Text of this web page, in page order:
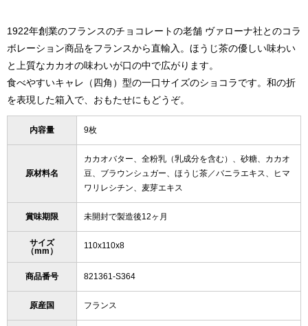
1922年創業のフランスのチョコレートの老舗 ヴァローナ社とのコラ
ボレーション商品をフランスから直輸入。ほうじ茶の優しい味わい
と上質なカカオの味わいが口の中で広がります。
食べやすいキャレ（四角）型の一口サイズのショコラです。和の折
を表現した箱入で、おもたせにもどうぞ。
内容量 9枚
原材料名
カカオバター、全粉乳（乳成分を含む）、砂糖、カカオ
豆、ブラウンシュガー、ほうじ茶／バニラエキス、ヒマ
ワリレシチン、麦芽エキス
賞味期限 未開封で製造後12ヶ月
サイズ
（mm）
110x110x8
商品番号 821361-S364
原産国 フランス